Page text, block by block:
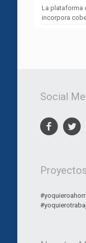
La plataforma
incorpora
Social
Proyectos